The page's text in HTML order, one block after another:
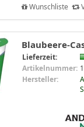
Wunschliste
Blaubeere-
Lieferzeit:
Artikelnummer:
Hersteller: